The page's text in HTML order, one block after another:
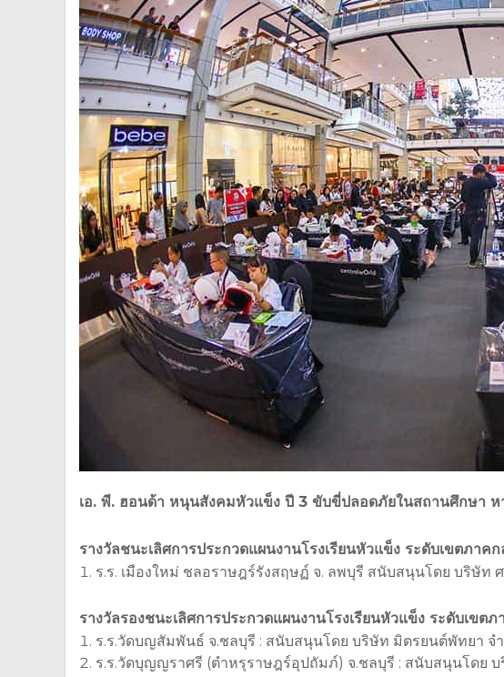
เอ. พี. ฮอนด้า หนุนสังคมหัวแข็ง ปี 3 ขับขี่ปลอดภัยในสถานศึกษา ห
รางวัลชนะเลิศการประกวดแผนงานโรงเรียนหัวแข็ง ระดับเขตภาค
ร.ร. เมืองใหม่ ชลอราษฎร์รังสฤษฏ์ จ. ลพบุรี สนับสนุนโดย บริษัท
รางวัลรองชนะเลิศการประกวดแผนงานโรงเรียนหัวแข็ง ระดับเขต
ร.ร.วัดบญสัมพันธ์ จ.ชลบุรี : สนับสนุนโดย บริษัท มิตรยนต์พัทยา จ
ร.ร.วัดบุญญราศรี (ตำหรุราษฎร์อุปถัมภ์) จ.ชลบุรี : สนับสนุนโดย